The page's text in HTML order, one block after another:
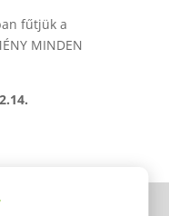
fűtjük a
MINDEN